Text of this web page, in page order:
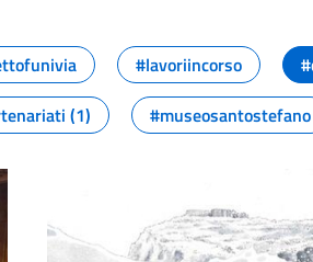
stampa
#lavoriincorso
(1) #museosantostefano